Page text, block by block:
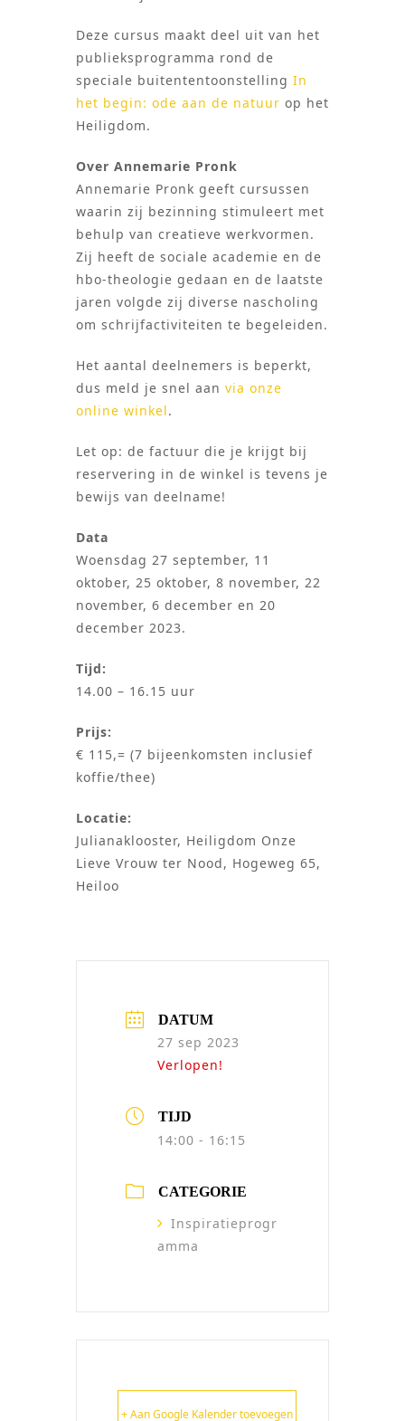
Deze cursus maakt deel uit van het
publieksprogramma rond de
speciale buitententoonstelling In
het begin: ode aan de natuur op het
Heiligdom.
Over Annemarie Pronk
Annemarie Pronk geeft cursussen
waarin zij bezinning stimuleert met
behulp van creatieve werkvormen.
Zij heeft de sociale academie en de
hbo-theologie gedaan en de laatste
jaren volgde zij diverse nascholing
om schrijfactiviteiten te begeleiden.
Het aantal deelnemers is beperkt,
dus meld je snel aan via onze
online winkel.
Let op: de factuur die je krijgt bij
reservering in de winkel is tevens je
bewijs van deelname!
Data
Woensdag 27 september, 11
oktober, 25 oktober, 8 november, 22
november, 6 december en 20
december 2023.
Tijd:
14.00 – 16.15 uur
Prijs:
€ 115,= (7 bijeenkomsten inclusief
koffie/thee)
Locatie:
Julianaklooster, Heiligdom Onze
Lieve Vrouw ter Nood, Hogeweg 65,
Heiloo
DATUM
27 sep 2023
Verlopen!
TIJD
14:00 - 16:15
CATEGORIE
Inspiratieprogr
amma
+ Aan Google Kalender toevoegen